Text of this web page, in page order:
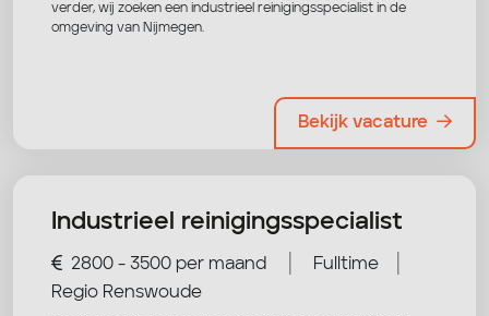
verder, wij zoeken een industrieel reinigingsspecialist in de
omgeving van Nijmegen.
Bekijk vacature
Industrieel reinigingsspecialist
2800 - 3500 per maand Fulltime
Regio Renswoude